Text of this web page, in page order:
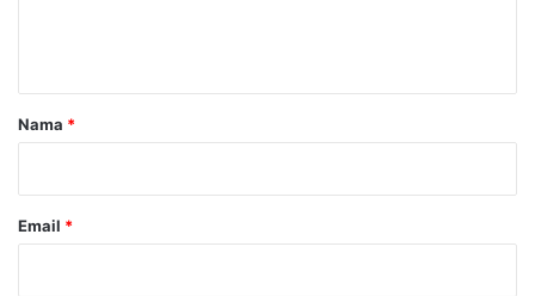
r
Nama *
Email *